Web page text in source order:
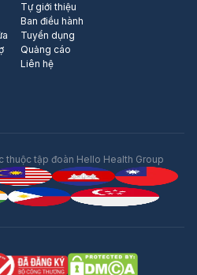
Tự giới thiệu
Ban điều hành
Tuyển dụng
Quảng cáo
Liên hệ
thuộc tập đoàn Hello Health Group